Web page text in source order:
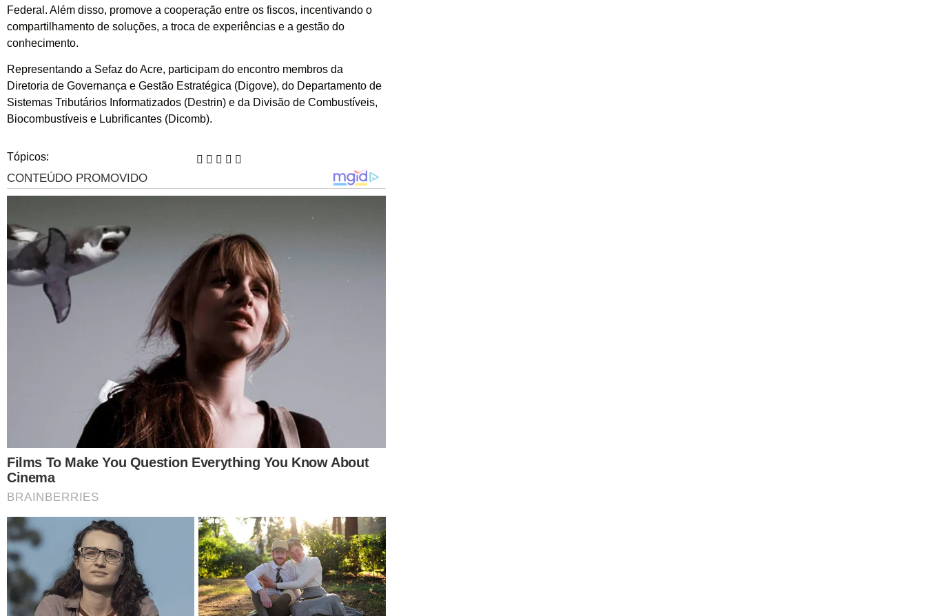
Federal. Além disso, promove a cooperação entre os fiscos, incentivando o
compartilhamento de soluções, a troca de experiências e a gestão do
conhecimento.
Representando a Sefaz do Acre, participam do encontro membros da
Diretoria de Governança e Gestão Estratégica (Digove), do Departamento de
Sistemas Tributários Informatizados (Destrin) e da Divisão de Combustíveis,
Biocombustíveis e Lubrificantes (Dicomb).
Tópicos: